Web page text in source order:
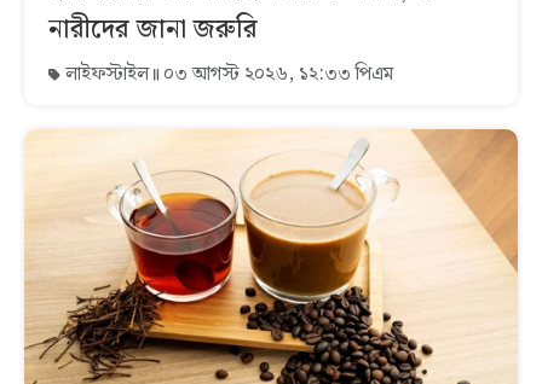
নারীদের জানা জরুরি
লাইফস্টাইল ০৩ আগস্ট ২০২৬, ১২:৩৩ পিএম